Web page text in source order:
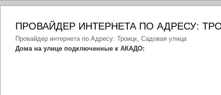
ПРОВАЙДЕР ИНТЕРНЕТА ПО АДРЕСУ:
Провайдер интернета по Адресу: Троицк, Садовая улица
Дома на улице подключенные к АКАДО: